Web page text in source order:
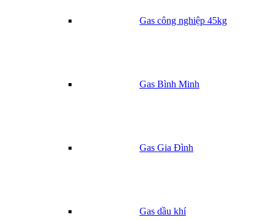
Gas công nghiệp 45kg
Gas Bình Minh
Gas Gia Đình
Gas dầu khí